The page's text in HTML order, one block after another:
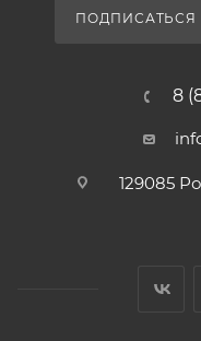
ПОДПИСАТЬСЯ
8
129085